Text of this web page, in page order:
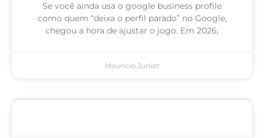
Se você ainda usa o google business profile
como quem “deixa o perfil parado” no Google,
chegou a hora de ajustar o jogo. Em 2026,
Mauricio Junior